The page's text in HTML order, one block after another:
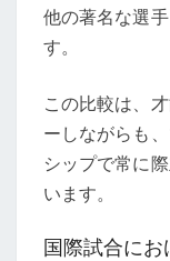
他の著名な選
す。
この比較は、
ーしながらも
シップで常に
います。
国際試合に